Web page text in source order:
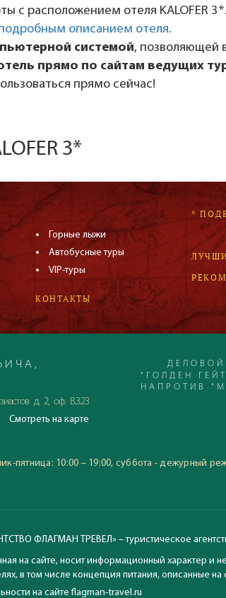
с расположением отеля KALOFER
описанием отеля.
системой, позволяющей
прямо по сайтам ведущих
прямо сейчас!
3*
Горные лыжи
Автобусные туры
VIP-туры
*
КОНТАКТЫ
д. 2, оф. В.3.23
Смотреть на карте
ДЕЛОВОЙ
"ГОЛДЕН
НАПРОТИВ
воскресение:
пятница: 10:00 – 19:00, суббота - дежурный
ФЛАГМАН ТРЕВЕЛ» – туристическое
на сайте, носит информационный характер и
в том числе концепция питания, описанные
на сайте flagman-travel.ru